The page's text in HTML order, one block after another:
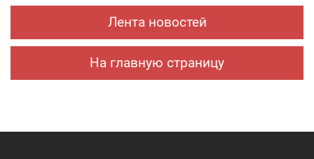
людям в России, что на самом деле происходит в
Лента новостей
На главную страницу